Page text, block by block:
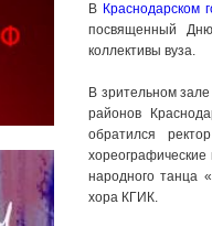
В Краснодарском
посвященный
коллективы вуза.
В зрительном
районов
обратился
народного танца
хора КГИК.